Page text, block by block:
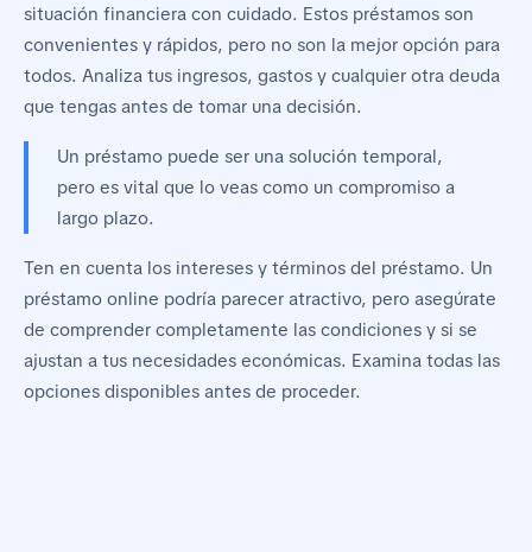
situación financiera con cuidado. Estos préstamos son
convenientes y rápidos, pero no son la mejor opción para
todos. Analiza tus ingresos, gastos y cualquier otra deuda
que tengas antes de tomar una decisión.
Un préstamo puede ser una solución temporal,
pero es vital que lo veas como un compromiso a
largo plazo.
Ten en cuenta los intereses y términos del préstamo. Un
préstamo online podría parecer atractivo, pero asegúrate
de comprender completamente las condiciones y si se
ajustan a tus necesidades económicas. Examina todas las
opciones disponibles antes de proceder.